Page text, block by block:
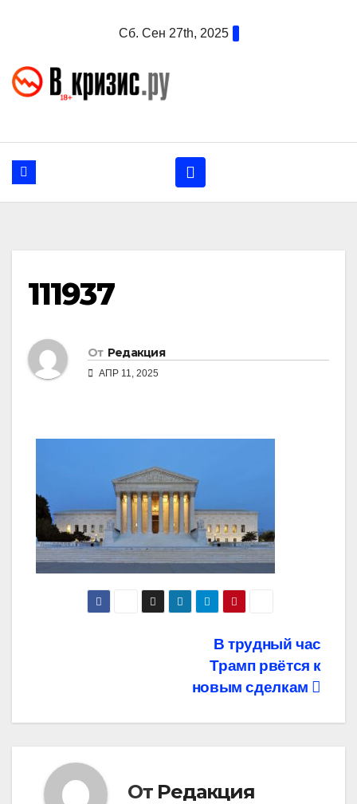
Сб. Сен 27th, 2025
111937
От Редакция
АПР 11, 2025
записям
В трудный час
Трамп рвётся к
новым сделкам
От Редакция